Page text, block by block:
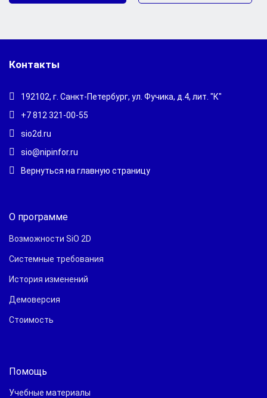
Контакты
192102, г. Санкт-Петербург, ул. Фучика, д.4, лит. "К"
+7 812 321-00-55
sio2d.ru
sio@nipinfor.ru
Вернуться на главную страницу
О программе
Возможности SiO 2D
Системные требования
История изменений
Демоверсия
Стоимость
Помощь
Учебные материалы